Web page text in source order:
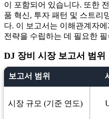
이 포함되어 있습니다. 또한
품 혁신, 투자 패턴 및 스트리
다. 이 보고서는 이해관계자
전략을 수립하는 데 필요한
DJ 장비 시장 보고서 범위
보고서 범위
시장 규모 (기준 연도)